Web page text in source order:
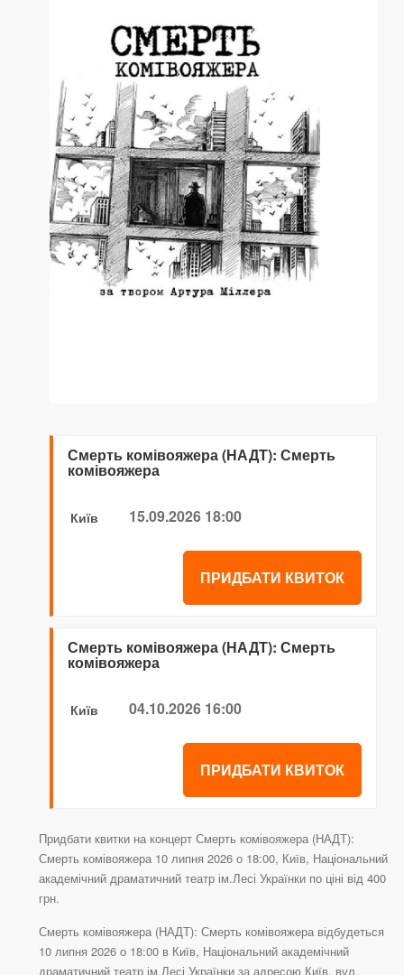
Смерть комівояжера (НАДТ): Смерть
комівояжера
Київ 15.09.2026 18:00
ПРИДБАТИ КВИТОК
Смерть комівояжера (НАДТ): Смерть
комівояжера
Київ 04.10.2026 16:00
ПРИДБАТИ КВИТОК
Придбати квитки на концерт Смерть комівояжера (НАДТ):
Смерть комівояжера 10 липня 2026 о 18:00, Київ, Національний
академічний драматичний театр ім.Лесі Українки по ціні від 400
грн.
Смерть комівояжера (НАДТ): Смерть комівояжера відбудеться
10 липня 2026 о 18:00 в Київ, Національний академічний
драматичний театр ім.Лесі Українки за адресою Київ, вул.